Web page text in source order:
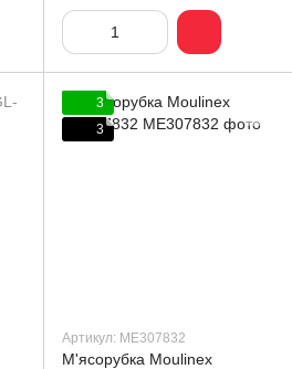
3
3
Артикул: ME307832
М'ясорубка Moulinex